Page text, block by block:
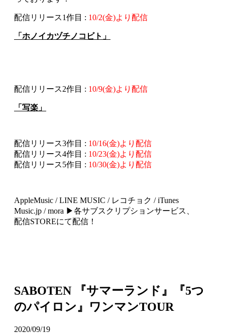
配信リリース1作目 : 10/2(金)より配信
「ホノイカヅチノコビト」
配信リリース2作目 : 10/9(金)より配信
「写楽」
配信リリース3作目 : 10/16(金)より配信
配信リリース4作目 : 10/23(金)より配信
配信リリース5作目 : 10/30(金)より配信
AppleMusic / LINE MUSIC / レコチョク / iTunes
Music.jp / mora ▶各サブスクリプションサービス、
配信STOREにて配信！
SABOTEN 『サマーランド』『5つ
のパイロン』ワンマンTOUR
2020/09/19